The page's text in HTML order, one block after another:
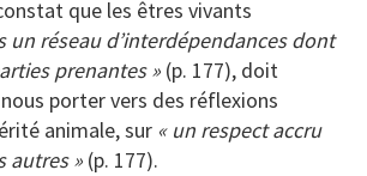
que les êtres vivants
un réseau d’interdépendances dont
prenantes » (p. 177), doit
porter vers des réflexions
animale, sur « un respect accru
autres » (p. 177).